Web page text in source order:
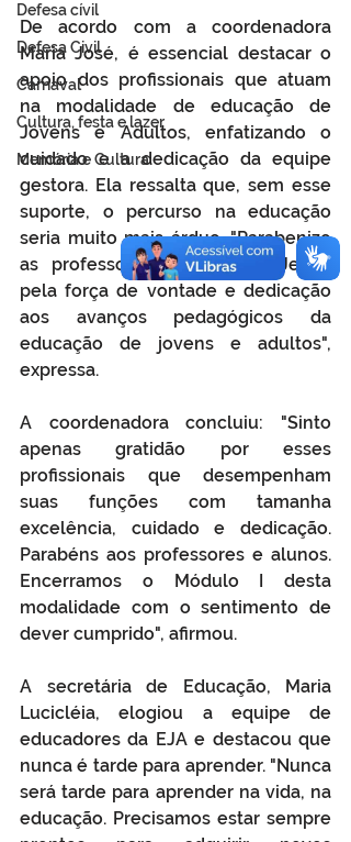
Defesa cívil
Defesa Civil
Carnaval
Cultura, festa e lazer
Memória e Cultura
De acordo com a coordenadora
Maria José, é essencial destacar o
apoio dos profissionais que atuam
na modalidade de educação de
Jovens e Adultos, enfatizando o
cuidado e a dedicação da equipe
gestora. Ela ressalta que, sem esse
suporte, o percurso na educação
seria muito mais árduo. "Parabenizo
as professoras Maecilda e Jeane
pela força de vontade e dedicação
aos avanços pedagógicos da
educação de jovens e adultos",
expressa.
A coordenadora concluiu: "Sinto
apenas gratidão por esses
profissionais que desempenham
suas funções com tamanha
excelência, cuidado e dedicação.
Parabéns aos professores e alunos.
Encerramos o Módulo I desta
modalidade com o sentimento de
dever cumprido", afirmou.
A secretária de Educação, Maria
Lucicléia, elogiou a equipe de
educadores da EJA e destacou que
nunca é tarde para aprender. "Nunca
será tarde para aprender na vida, na
educação. Precisamos estar sempre